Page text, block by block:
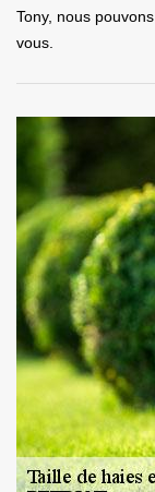
Tony, nous
vous.